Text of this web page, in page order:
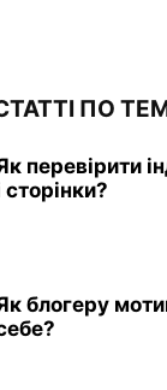
ПО
перевірити
сторінки?
блогеру